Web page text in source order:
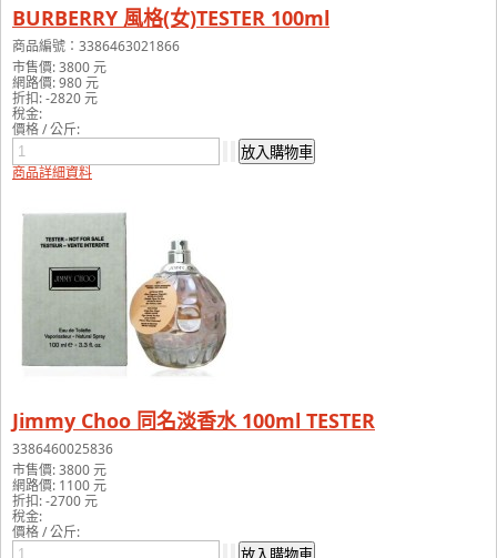
BURBERRY 風格(女)TESTER 100ml
商品編號：3386463021866
市售價:3800 元
網路價:980 元
折扣:-2820 元
稅金:
價格 / 公斤:
商品詳細資料
Jimmy Choo 同名淡香水 100ml TESTER
3386460025836
市售價:3800 元
網路價: 1100 元
折扣:-2700 元
稅金:
價格 / 公斤: